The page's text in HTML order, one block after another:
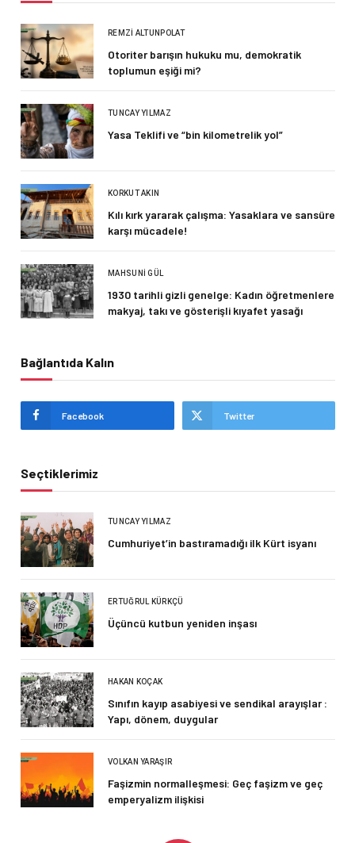
REMZI ALTUNPOLAT
Otoriter barışın hukuku mu, demokratik
toplumun eşiği mi?
TUNCAY YILMAZ
Yasa Teklifi ve “bin kilometrelik yol”
KORKUT AKIN
Kılı kırk yararak çalışma: Yasaklara ve sansüre
karşı mücadele!
MAHSUNI GÜL
1930 tarihli gizli genelge: Kadın öğretmenlere
makyaj, takı ve gösterişli kıyafet yasağı
Bağlantıda Kalın
Facebook Twitter
Seçtiklerimiz
TUNCAY YILMAZ
Cumhuriyet’in bastıramadığı ilk Kürt isyanı
ERTUĞRUL KÜRKÇÜ
Üçüncü kutbun yeniden inşası
HAKAN KOÇAK
Sınıfın kayıp asabiyesi ve sendikal arayışlar :
Yapı, dönem, duygular
VOLKAN YARAŞIR
Faşizmin normalleşmesi: Geç faşizm ve geç
emperyalizm ilişkisi